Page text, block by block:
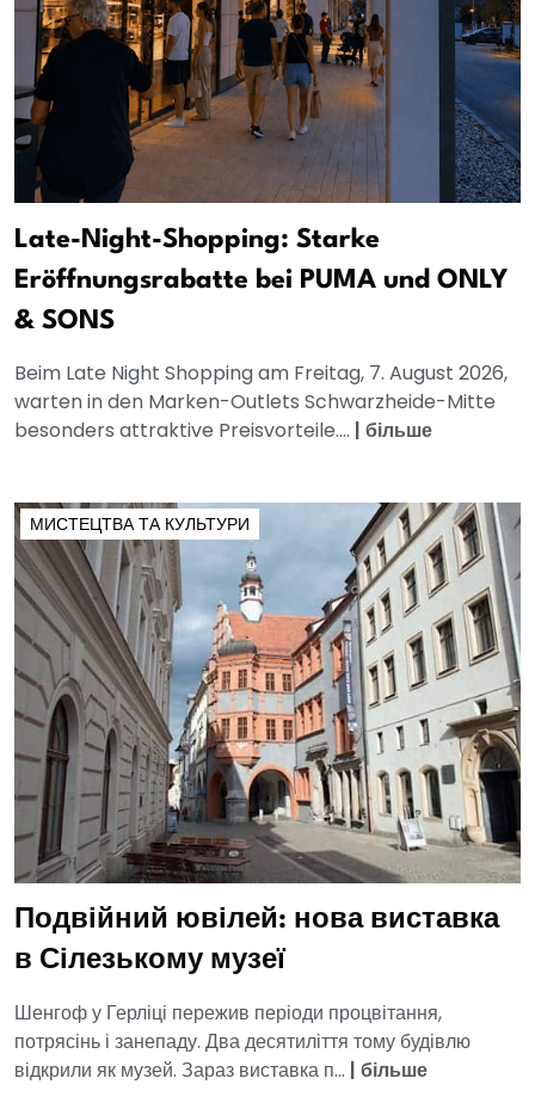
Late-Night-Shopping: Starke
Eröffnungsrabatte bei PUMA und ONLY
& SONS
Beim Late Night Shopping am Freitag, 7. August 2026,
warten in den Marken-Outlets Schwarzheide-Mitte
besonders attraktive Preisvorteile.... | більше
МИСТЕЦТВА ТА КУЛЬТУРИ
Подвійний ювілей: нова виставка
в Сілезькому музеї
Шенгоф у Герліці пережив періоди процвітання,
потрясінь і занепаду. Два десятиліття тому будівлю
відкрили як музей. Зараз виставка п... | більше